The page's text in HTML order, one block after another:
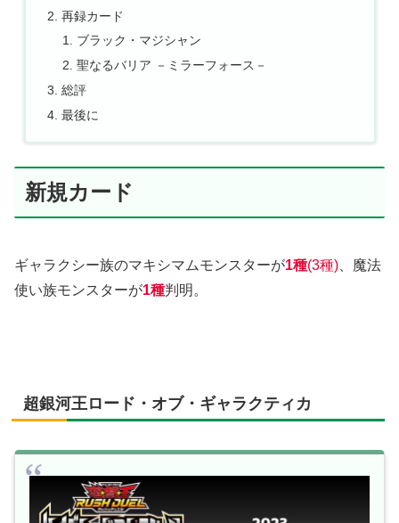
再録カード
ブラック・マジシャン
聖なるバリア －ミラーフォース－
総評
最後に
新規カード
ギャラクシー族のマキシマムモンスターが1種(3種) 、魔法
使い族モンスターが1種判明。
超銀河王ロード・オブ・ギャラクティカ